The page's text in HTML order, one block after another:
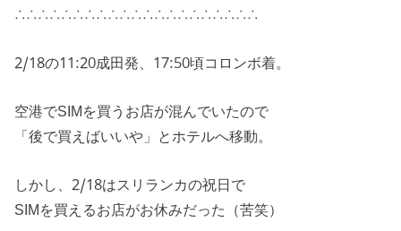
∴∴∴∴∴∴∴∴∴∴∴∴∴∴∴∴∴∴∴∴∴
2/18の11:20成田発、17:50頃コロンボ着。
空港でSIMを買うお店が混んでいたので
「後で買えばいいや」とホテルへ移動。
しかし、2/18はスリランカの祝日で
SIMを買えるお店がお休みだった（苦笑）